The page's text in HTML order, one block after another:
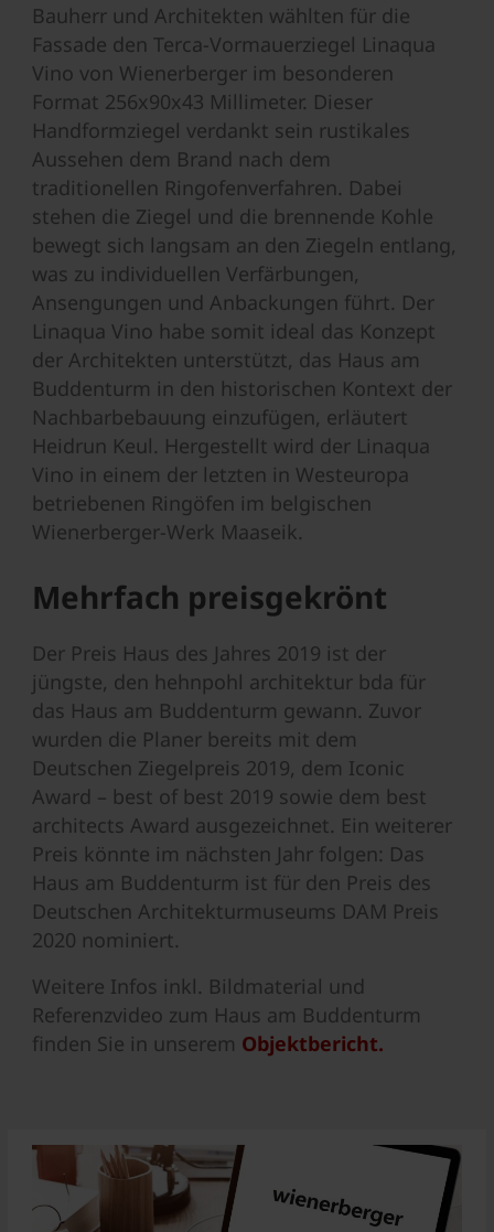
Bauherr und Architekten wählten für die
Fassade den Terca-Vormauerziegel Linaqua
Vino von Wienerberger im besonderen
Format 256x90x43 Millimeter. Dieser
Handformziegel verdankt sein rustikales
Aussehen dem Brand nach dem
traditionellen Ringofenverfahren. Dabei
stehen die Ziegel und die brennende Kohle
bewegt sich langsam an den Ziegeln entlang,
was zu individuellen Verfärbungen,
Ansengungen und Anbackungen führt. Der
Linaqua Vino habe somit ideal das Konzept
der Architekten unterstützt, das Haus am
Buddenturm in den historischen Kontext der
Nachbarbebauung einzufügen, erläutert
Heidrun Keul. Hergestellt wird der Linaqua
Vino in einem der letzten in Westeuropa
betriebenen Ringöfen im belgischen
Wienerberger-Werk Maaseik.
Mehrfach preisgekrönt
Der Preis Haus des Jahres 2019 ist der
jüngste, den hehnpohl architektur bda für
das Haus am Buddenturm gewann. Zuvor
wurden die Planer bereits mit dem
Deutschen Ziegelpreis 2019, dem Iconic
Award – best of best 2019 sowie dem best
architects Award ausgezeichnet. Ein weiterer
Preis könnte im nächsten Jahr folgen: Das
Haus am Buddenturm ist für den Preis des
Deutschen Architekturmuseums DAM Preis
2020 nominiert.
Weitere Infos inkl. Bildmaterial und
Referenzvideo zum Haus am Buddenturm
finden Sie in unserem Objektbericht.